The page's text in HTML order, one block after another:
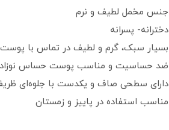
جنس مخمل لطیف و نرم
دخترانه- پسرانه
بسیار سبک، گرم و لطیف در تماس با پوست
ضد حساسیت و مناسب پوست حساس نوزاد
دارای سطحی صاف و یکدست با جلوه‌ای
مناسب استفاده در پاییز و زمستان